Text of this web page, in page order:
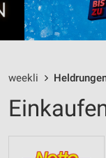
weekli